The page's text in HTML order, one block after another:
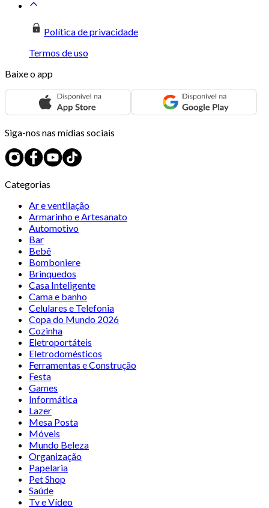
Política de privacidade
Termos de uso
Baixe o app
Siga-nos nas mídias sociais
Categorias
Ar e ventilação
Armarinho e Artesanato
Automotivo
Bar
Bebê
Bomboniere
Brinquedos
Casa Inteligente
Cama e banho
Celulares e Telefonia
Copa do Mundo 2026
Cozinha
Eletroportáteis
Eletrodomésticos
Ferramentas e Construção
Festa
Games
Informática
Lazer
Mesa Posta
Móveis
Mundo Beleza
Organização
Papelaria
Pet Shop
Saúde
Tv e Vídeo